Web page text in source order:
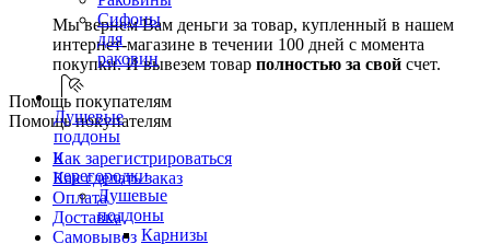
Сифоны
для
раковин
Душевые
поддоны
и
перегородки
Душевые
поддоны
Карнизы
Мы вернем Вам деньги за товар, купленный в нашем
интернет-магазине в течении 100 дней с момента
покупки. И вывезем товар полностью за свой счет.
Помощь покупателям
Помощь покупателям
Как зарегистрироваться
Как сделать заказ
Оплата
Доставка
Самовывоз